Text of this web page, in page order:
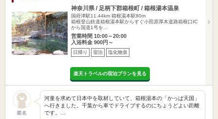
神奈川県 / 足柄下郡箱根町 / 箱根湯本温泉
国府津駅11.44km 箱根湯本駅80m
箱根登山鉄道箱根湯本駅からすぐ小田原厚木道路箱根口IC
から国道1号を…
営業時間 10:00～20:00
入浴料金 900円～
日帰り 宿泊 塩化物泉
楽天トラベルの宿泊プランを見る
匿名
河童を求めて日本中を取材していて、箱根湯本の「かっぱ天国」
へ行きました。千葉から車でドライブするのにちょうどよい距離
です。…